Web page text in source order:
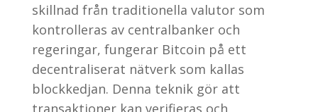
skillnad från traditionella valutor som
kontrolleras av centralbanker och
regeringar, fungerar Bitcoin på ett
decentraliserat nätverk som kallas
blockkedjan. Denna teknik gör att
transaktioner kan verifieras och